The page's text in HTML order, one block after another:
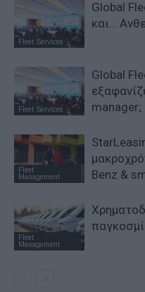
Fleet Services
Global
και…
Fleet Services
Global
manager;
Fleet
Management
Benz &
Fleet
Management